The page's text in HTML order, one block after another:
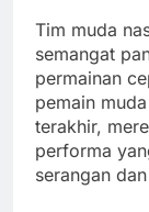
Tim muda
semangat
permainan
pemain
terakhir,
performa
serangan